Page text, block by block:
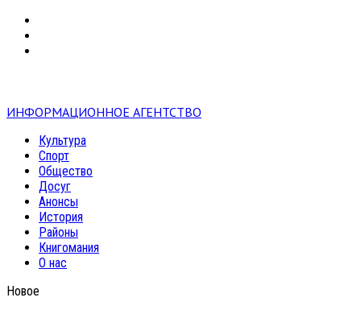
ИНФОРМАЦИОННОЕ АГЕНТСТВО
Культура
Спорт
Общество
Досуг
Анонсы
История
Районы
Книгомания
О нас
Новое